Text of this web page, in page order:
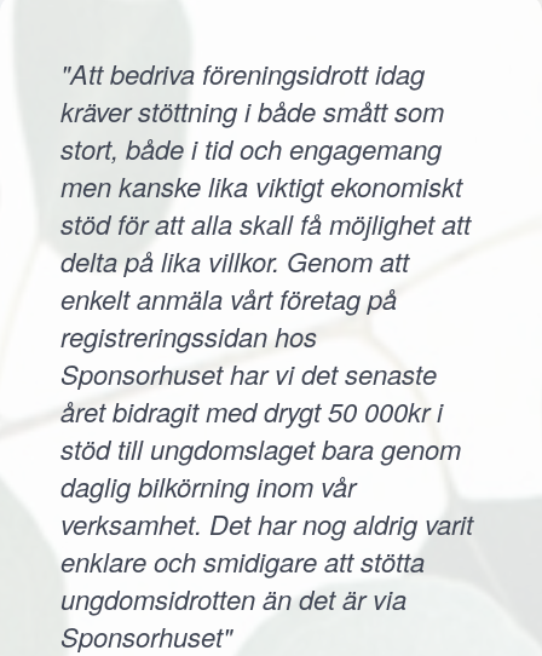
"Att bedriva föreningsidrott idag
kräver stöttning i både smått som
stort, både i tid och engagemang
men kanske lika viktigt ekonomiskt
stöd för att alla skall få möjlighet att
delta på lika villkor. Genom att
enkelt anmäla vårt företag på
registreringssidan hos
Sponsorhuset har vi det senaste
året bidragit med drygt 50 000kr i
stöd till ungdomslaget bara genom
daglig bilkörning inom vår
verksamhet. Det har nog aldrig varit
enklare och smidigare att stötta
ungdomsidrotten än det är via
Sponsorhuset"